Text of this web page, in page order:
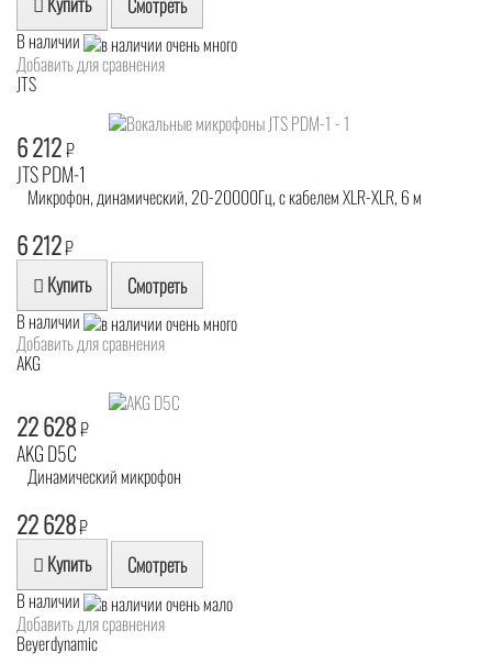
В наличии
Добавить для сравнения
JTS
6 212₽
JTS PDM-1
Микрофон, динамический, 20-20000Гц, с кабелем XLR-XLR, 6 м
6 212₽
Купить Смотреть
В наличии
Добавить для сравнения
AKG
22 628₽
AKG D5C
Динамический микрофон
22 628₽
Купить Смотреть
В наличии
Добавить для сравнения
Beyerdynamic